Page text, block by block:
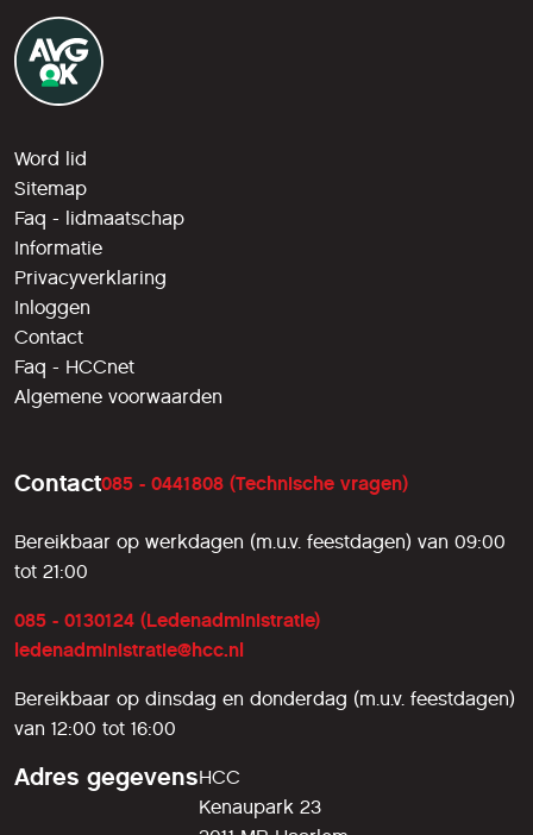
Word lid
Sitemap
Faq - lidmaatschap
Informatie
Privacyverklaring
Inloggen
Contact
Faq - HCCnet
Algemene voorwaarden
Contact085 - 0441808 (Technische vragen)
Bereikbaar op werkdagen (m.u.v. feestdagen) van 09:00
tot 21:00
085 - 0130124 (Ledenadministratie)
ledenadministratie@hcc.nl
Bereikbaar op dinsdag en donderdag (m.u.v. feestdagen)
van 12:00 tot 16:00
Adres gegevensHCC
Kenaupark 23